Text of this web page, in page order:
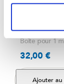
physique
Boîte pour 1
Prix
32,00 €
Ajouter au